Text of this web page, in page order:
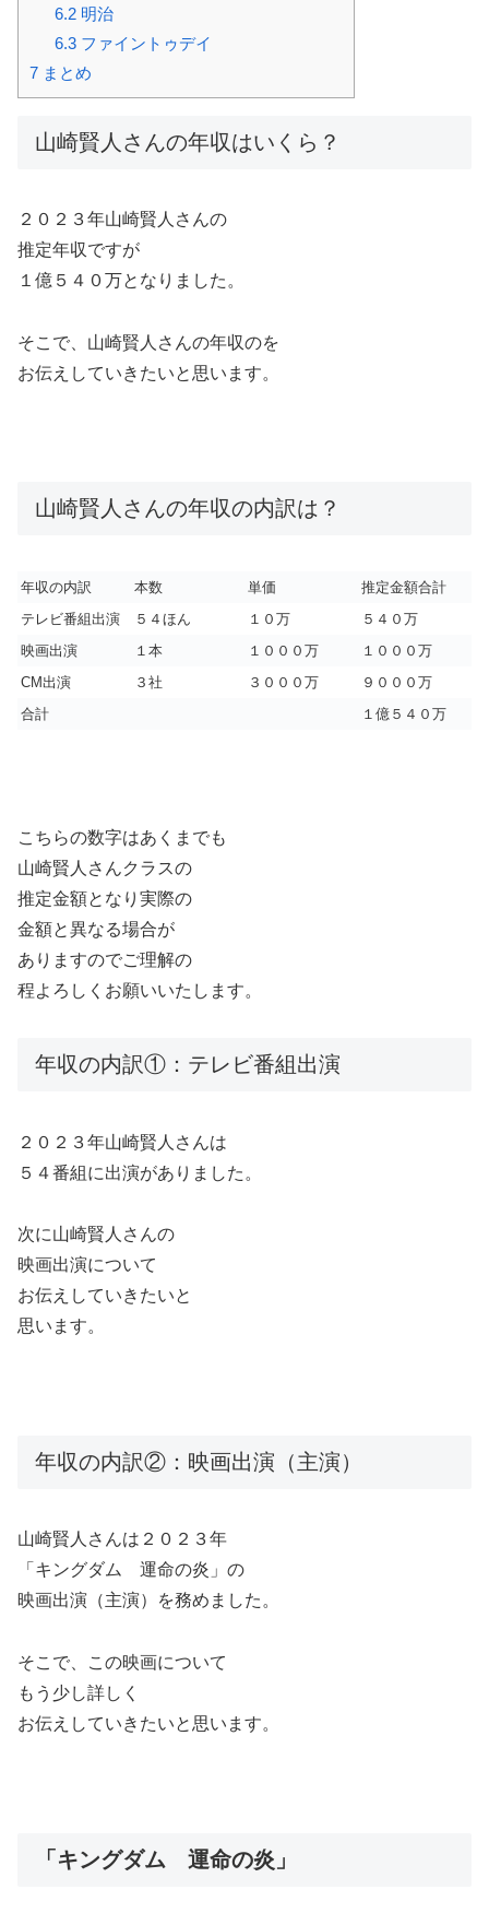
6.2明治
6.3ファイントゥデイ
7 まとめ
山崎賢人さんの年収はいくら？
２０２３年山崎賢人さんの
推定年収ですが
１億５４０万となりました。
そこで、山崎賢人さんの年収のを
お伝えしていきたいと思います。
山崎賢人さんの年収の内訳は？
年収の内訳 本数 単価
推定金額合計
テレビ番組出演
５４ほん １０万
５４０万
映画出演
１本 １０００万
１０００万
CM出演
３社 ３０００万
９０００万
合計
１億５４０万
こちらの数字はあくまでも
山崎賢人さんクラスの
推定金額となり実際の
金額と異なる場合が
ありますのでご理解の
程よろしくお願いいたします。
年収の内訳①：テレビ番組出演
２０２３年山崎賢人さんは
５４番組に出演がありました。
次に山崎賢人さんの
映画出演について
お伝えしていきたいと
思います。
年収の内訳②：映画出演（主演）
山崎賢人さんは２０２３年
「キングダム 運命の炎」の
映画出演（主演）を務めました。
そこで、この映画について
もう少し詳しく
お伝えしていきたいと思います。
「キングダム 運命の炎」